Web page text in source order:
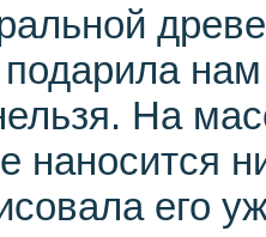
подарила
На
наносится
его